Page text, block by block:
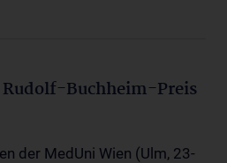
Buchheim-Preis
der MedUni Wien (Ulm, 23-